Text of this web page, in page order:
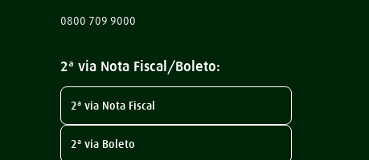
0800 709 9000
2ª via Nota Fiscal/Boleto:
2ª via Nota Fiscal
2ª via Boleto